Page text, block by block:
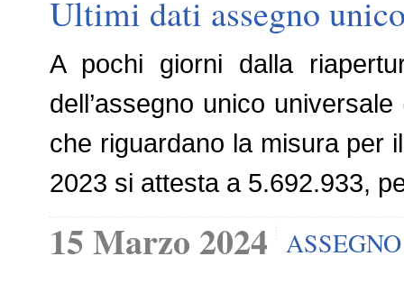
Ultimi dati assegno
A pochi giorni dalla
dell’assegno unico
che riguardano la misura per
2023 si attesta a 5.692.933,
15 Marzo 2024